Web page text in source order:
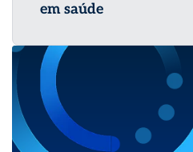
em saúde